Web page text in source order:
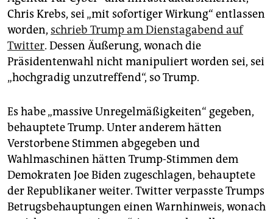
epaper login
Chris Krebs, sei „mit sofortiger Wirkung“ entlassen
worden, schrieb Trump am Dienstagabend auf
Twitter. Dessen Äußerung, wonach die
Präsidentenwahl nicht manipuliert worden sei, sei
„hochgradig unzutreffend“, so Trump.
Es habe „massive Unregelmäßigkeiten“ gegeben,
behauptete Trump. Unter anderem hätten
Verstorbene Stimmen abgegeben und
Wahlmaschinen hätten Trump-Stimmen dem
Demokraten Joe Biden zugeschlagen, behauptete
der Republikaner weiter. Twitter verpasste Trumps
Betrugsbehauptungen einen Warnhinweis, wonach